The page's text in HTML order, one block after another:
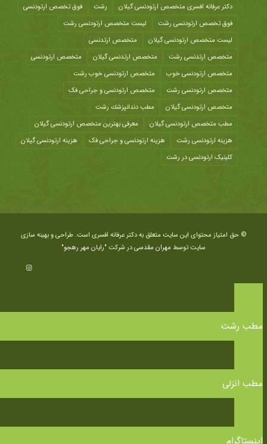
دکتر عرفانه افسری متخصص ارتودنسی گیلان
رشت
فوق تخصص ارتودنسی
فوق تخصص ارتودنسی رشت
لیست متخصص ارتودنسی رشت
لیست متخصص ارتودنسی گیلان
متخصص ارتدنسی
متخصص ارتدنسی رشت
متخصص ارتدنسی گیلان
متخصص ارتودنسی
متخصص ارتودنسی خوب
متخصص ارتودنسی خوب رشت
متخصص ارتودنسی رشت
متخصص ارتودنسی و جراحی فک
متخصص ارتودنسی گیلان
مطب دندانپزشك رشت
مطب متخصص ارتودنسی گیلان
معرفی بهترین متخصص ارتودنسی گیلان
هزينه ارتودنسی رشت
هزینه ارتودنسی و جراحی فک
هزینه ارتودنسی گیلان
کلینیک ارتودنسی در رشت
© حق امتیاز محتوای این سایت متعلق به دکتر عرفانه افسری است. طراحی و بهینه سازی
سایت توسط مهران مقدسیدر شرکت "رایان مهر رهجو"
مطب رشت
مطب انزلی
اینستاگرام